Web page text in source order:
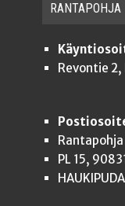
RAN­TA­POH­JA
Revontie 2,
Rantapohja
PL 15,